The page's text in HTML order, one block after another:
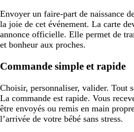
Envoyer un faire-part de naissance
la joie de cet événement. La carte
annonce officielle. Elle permet de
et bonheur aux proches.
Commande simple et rapide
Choisir, personnaliser, valider. Tout
La commande est rapide. Vous
être envoyés ou remis en main
l’arrivée de votre bébé sans stress.